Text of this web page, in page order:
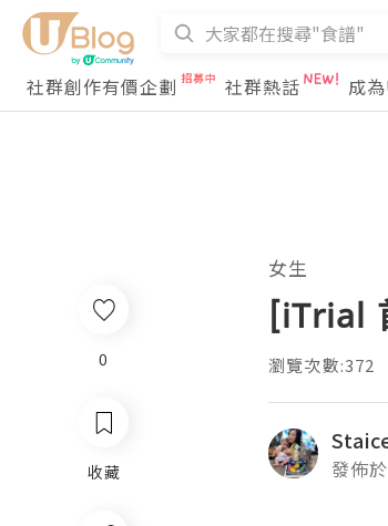
社群創作有價企劃
社群熱話 成
0
收藏
女生
[iTrial
瀏覽次數:372
發佈